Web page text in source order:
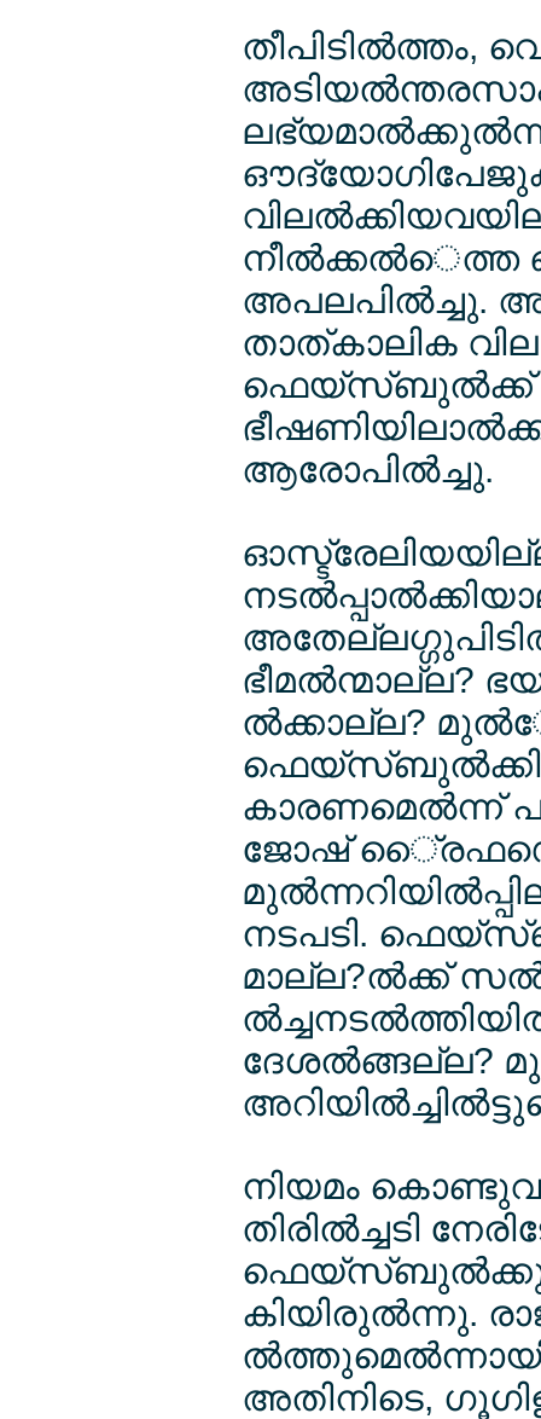
തീപിടില്‍ത്തം,
നീല്‍ക്കല്‍െത്ത
അപലപില്‍ച്ചു.
താത്കാലിക
ഫെയ്സ്ബുല്‍ക്ക്
ആരോപില്‍ച്ചു.
ഭീമല്‍ന്മാല്ല?
ല്‍ക്കാല്ല?
കാരണമെല്‍ന്ന്
ജോഷ്
നടപടി.
മാല്ല?ല്‍ക്ക്
ദേശല്‍ങ്ങല്ല?
നിയമം
തിരില്‍ച്ചടി
ഫെയ്സ്ബുല്‍ക്കും
കിയിരുല്‍ന്നു.
അതിനിടെ,